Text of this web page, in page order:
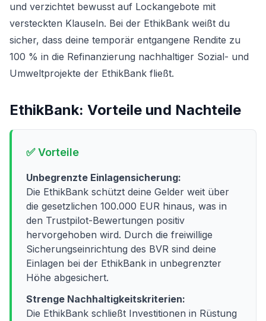
und verzichtet bewusst auf Lockangebote mit
versteckten Klauseln. Bei der EthikBank weißt du
sicher, dass deine temporär entgangene Rendite zu
100 % in die Refinanzierung nachhaltiger Sozial- und
Umweltprojekte der EthikBank fließt.
EthikBank: Vorteile und Nachteile
✅ Vorteile
Unbegrenzte Einlagensicherung:
Die EthikBank schützt deine Gelder weit über
die gesetzlichen 100.000 EUR hinaus, was in
den Trustpilot-Bewertungen positiv
hervorgehoben wird. Durch die freiwillige
Sicherungseinrichtung des BVR sind deine
Einlagen bei der EthikBank in unbegrenzter
Höhe abgesichert.
Strenge Nachhaltigkeitskriterien:
Die EthikBank schließt Investitionen in Rüstung